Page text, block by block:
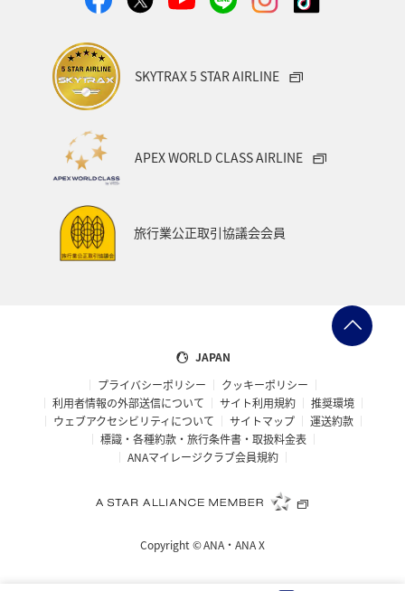
SKYTRAX 5 STAR AIRLINE
APEX WORLD CLASS AIRLINE
旅行業公正取引協議会会員
JAPAN
プライバシーポリシー
クッキーポリシー
利用者情報の外部送信について
サイト利用規約
推奨環境
ウェブアクセシビリティについて
サイトマップ
運送約款
標識・各種約款・旅行条件書・取扱料金表
ANAマイレージクラブ会員規約
Copyright ©ANA・ANA X